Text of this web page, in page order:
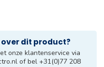
dit product?
onze klantenservice via
of bel +31(0)77 208